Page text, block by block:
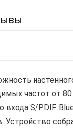
частот от
входа S/PDIF.
Устройство